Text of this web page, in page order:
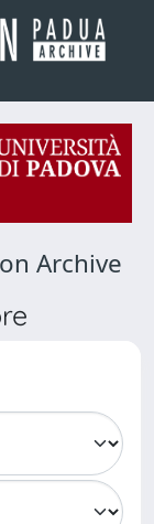
Archive